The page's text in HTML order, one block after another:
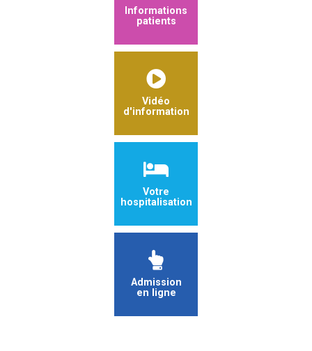
Informations
patients
Vidéo
d'information
Votre
hospitalisation
Admission
en ligne